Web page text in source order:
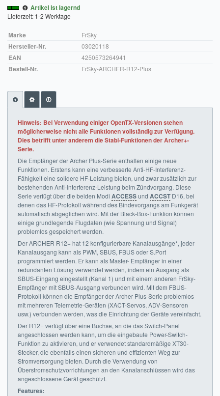
Impressum
Unsere Philosophie
KONTAKT
MEIN KONTO
WARENKORB
Artikel ist lagernd
Lieferzeit: 1-2 Werktage
Marke FrSky
Hersteller-Nr. 03020118
EAN 4250573264941
Bestell-Nr. FrSky-ARCHER-R12-Plus
Hinweis: Bei Verwendung einiger OpenTX-Versionen stehen
möglicherweise nicht alle Funktionen vollständig zur Verfügung.
Dies betrifft unter anderem die Stabi-Funktionen der Archer+-
Serie.
Die Empfänger der Archer Plus-Serie enthalten einige neue
Funktionen. Erstens kann eine verbesserte Anti-HF-Interferenz-
Fähigkeit eine solidere HF-Leistung bieten, und zwar zusätzlich zur
bestehenden Anti-Interferenz-Leistung beim Zündvorgang. Diese
Serie verfügt über die beiden Modi ACCESSund ACCSTD16, bei
denen das HF-Protokoll während des Bindevorgangs am Funkgerät
automatisch abgeglichen wird. Mit der Black-Box-Funktion können
einige grundlegende Flugdaten (wie Spannung und Signal)
problemlos gespeichert werden.
Der ARCHER R12+ hat 12 konfigurierbare Kanalausgänge*, jeder
Kanalausgang kann als PWM, SBUS, FBUS oder S.Port
programmiert werden. Er kann als Master- Empfänger in einer
redundanten Lösung verwendet werden, indem ein Ausgang als
SBUS-Eingang eingestellt (Kanal 1) und mit einem anderen FrSky-
Empfänger mit SBUS-Ausgang verbunden wird. Mit dem FBUS-
Protokoll können die Empfänger der Archer Plus-Serie problemlos
mit mehreren Telemetrie-Geräten (XACT-Servos, ADV-Sensoren
usw.) verbunden werden, was die Einrichtung der Geräte vereinfacht.
Der R12+ verfügt über eine Buchse, an die das Switch-Panel
angeschlossen werden kann, um die eingebaute Power-Switch-
Funktion zu aktivieren, und er verwendet standardmäßige XT30-
Stecker, die ebenfalls einen sicheren und effizienten Weg zur
Stromversorgung bieten. Durch die Verwendung von
Überstromschutzvorrichtungen an den Kanalanschlüssen wird das
angeschlossene Gerät geschützt.
Features: